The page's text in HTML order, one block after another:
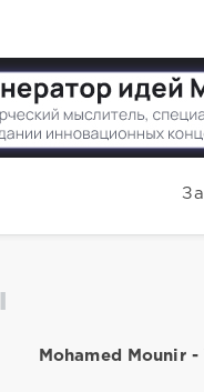
Mohamed Mounir -